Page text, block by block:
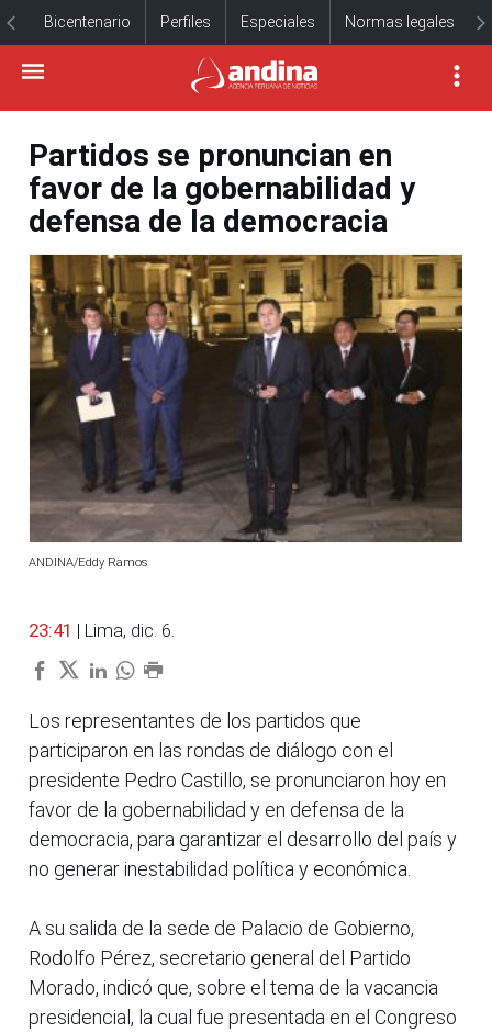
Bicentenario Perfiles Especiales Normas legales
Partidos se pronuncian en
favor de la gobernabilidad y
defensa de la democracia
ANDINA/Eddy Ramos
23:41 | Lima, dic. 6.
Los representantes de los partidos que
participaron en las rondas de diálogo con el
presidente Pedro Castillo, se pronunciaron hoy en
favor de la gobernabilidad y en defensa de la
democracia, para garantizar el desarrollo del país y
no generar inestabilidad política y económica.
A su salida de la sede de Palacio de Gobierno,
Rodolfo Pérez, secretario general del Partido
Morado, indicó que, sobre el tema de la vacancia
presidencial, la cual fue presentada en el Congreso